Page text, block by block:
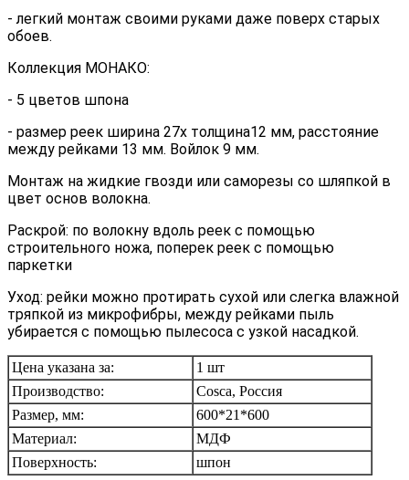
- легкий монтаж своими руками даже поверх старых
обоев.
Коллекция МОНАКО:
- 5 цветов шпона
- размер реек ширина 27х толщина12 мм, расстояние
между рейками 13 мм. Войлок 9 мм.
Монтаж на жидкие гвозди или саморезы со шляпкой в
цвет основ волокна.
Раскрой: по волокну вдоль реек с помощью
строительного ножа, поперек реек с помощью
паркетки
Уход: рейки можно протирать сухой или слегка влажной
тряпкой из микрофибры, между рейками пыль
убирается с помощью пылесоса с узкой насадкой.
Цена указана за:
1 шт
Производство:
Cosca, Россия
Размер, мм:
600*21*600
Материал:
МДФ
Поверхность:
шпон